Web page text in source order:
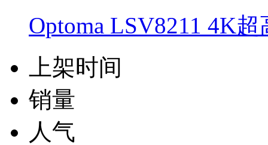
Optoma LSV8211 4K
上架时间
销量
人气